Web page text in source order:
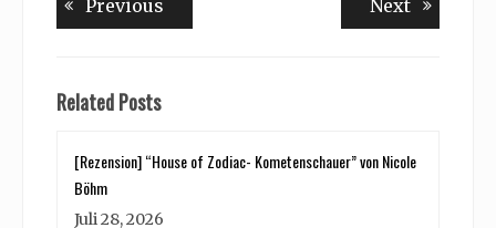
Previous Next
Related Posts
[Rezension] “House of Zodiac- Kometenschauer” von Nicole
Böhm
Juli 28, 2026